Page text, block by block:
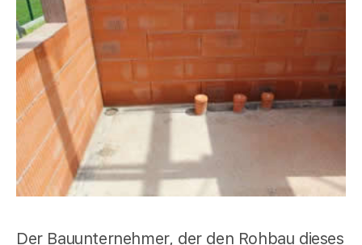
Der Bauunternehmer, der den Rohbau dieses